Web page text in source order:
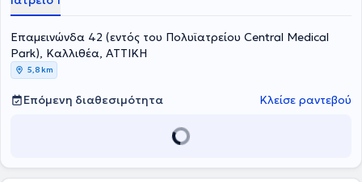
Επαμεινώνδα 42 (εντός του Πολυϊατρείου Central Medical
Park), Καλλιθέα, ΑΤΤΙΚΗ
5,8 km
Επόμενη διαθεσιμότητα Κλείσε ραντεβού